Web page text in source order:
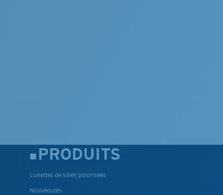
PRODUITS
Lunettes de soleil polarisées
Nouveautés